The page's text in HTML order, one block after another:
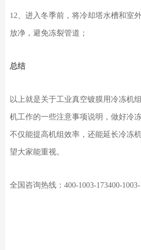
12、进入冬季前，将冷却塔水槽和室
放净，避免冻裂管道；
总结
以上就是关于工业真空镀膜用冷冻机
机工作的一些注意事项说明，做好冷
不仅能提高机组效率，还能延长冷冻
望大家能重视。
全国咨询热线： 400-1003-173400-